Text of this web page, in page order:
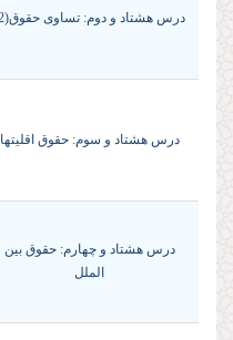
درس هشتاد و دوم: تساوی حقوق(2)
درس هشتاد و سوم: حقوق اقلیتها
درس هشتاد و چهارم: حقوق بین
الملل